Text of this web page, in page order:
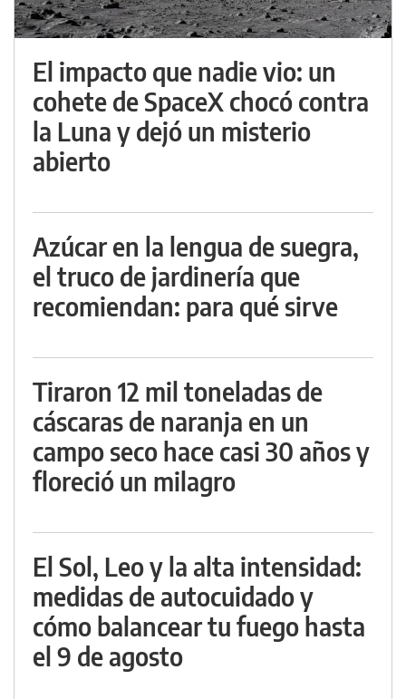
El impacto que nadie vio: un
cohete de SpaceX chocó contra
la Luna y dejó un misterio
abierto
Azúcar en la lengua de suegra,
el truco de jardinería que
recomiendan: para qué sirve
Tiraron 12 mil toneladas de
cáscaras de naranja en un
campo seco hace casi 30 años y
floreció un milagro
El Sol, Leo y la alta intensidad:
medidas de autocuidado y
cómo balancear tu fuego hasta
el 9 de agosto